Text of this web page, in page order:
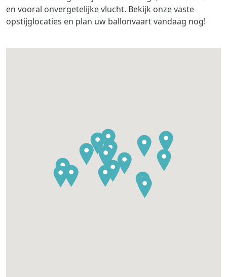
en vooral onvergetelijke vlucht. Bekijk onze vaste
opstijglocaties en plan uw ballonvaart vandaag nog!